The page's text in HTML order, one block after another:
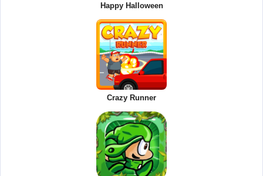
Happy Halloween
Crazy Runner